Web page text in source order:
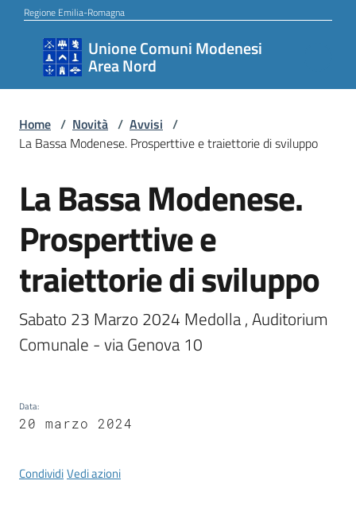
Vai al contenuto
Vai alla navigazione
Vai al footer
Regione Emilia-Romagna
Unione Comuni Modenesi
Area Nord
Unione
Comuni
Area
Nord
Novità
Servizi
Documenti
e
Home / Novità / Avvisi /
La Bassa Modenese. Prosperttive e traiettorie di sviluppo
Salta al contenuto
La Bassa Modenese.
Prosperttive e
traiettorie di sviluppo
Sabato 23 Marzo 2024 Medolla , Auditorium
Comunale - via Genova 10
Data:
20 marzo 2024
CondividiVedi azioni